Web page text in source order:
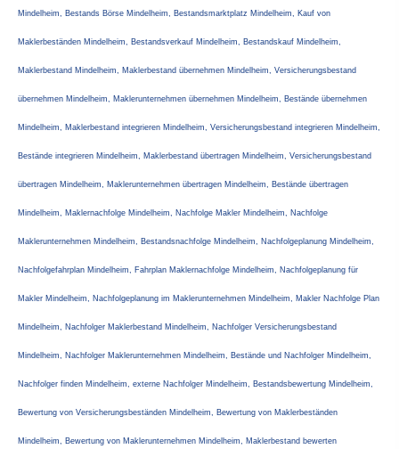
Mindelheim, Bestands Börse Mindelheim, Bestandsmarktplatz Mindelheim, Kauf von
Maklerbeständen Mindelheim, Bestandsverkauf Mindelheim, Bestandskauf Mindelheim,
Maklerbestand Mindelheim, Maklerbestand übernehmen Mindelheim, Versicherungsbestand
übernehmen Mindelheim, Maklerunternehmen übernehmen Mindelheim, Bestände übernehmen
Mindelheim, Maklerbestand integrieren Mindelheim, Versicherungsbestand integrieren Mindelheim,
Bestände integrieren Mindelheim, Maklerbestand übertragen Mindelheim, Versicherungsbestand
übertragen Mindelheim, Maklerunternehmen übertragen Mindelheim, Bestände übertragen
Mindelheim, Maklernachfolge Mindelheim, Nachfolge Makler Mindelheim, Nachfolge
Maklerunternehmen Mindelheim, Bestandsnachfolge Mindelheim, Nachfolgeplanung Mindelheim,
Nachfolgefahrplan Mindelheim, Fahrplan Maklernachfolge Mindelheim, Nachfolgeplanung für
Makler Mindelheim, Nachfolgeplanung im Maklerunternehmen Mindelheim, Makler Nachfolge Plan
Mindelheim, Nachfolger Maklerbestand Mindelheim, Nachfolger Versicherungsbestand
Mindelheim, Nachfolger Maklerunternehmen Mindelheim, Bestände und Nachfolger Mindelheim,
Nachfolger finden Mindelheim, externe Nachfolger Mindelheim, Bestandsbewertung Mindelheim,
Bewertung von Versicherungsbeständen Mindelheim, Bewertung von Maklerbeständen
Mindelheim, Bewertung von Maklerunternehmen Mindelheim, Maklerbestand bewerten